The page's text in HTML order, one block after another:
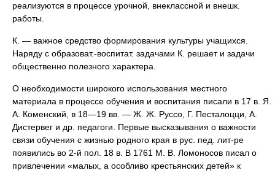
реализуются в процессе урочной, внеклассной и внешк.
работы.
К. — важное средство формирования культуры учащихся.
Наряду с образоват.-воспитат. задачами К. решает и задачи
общественно полезного характера.
О необходимости широкого использования местного
материала в процессе обучения и воспитания писали в 17 в. Я.
А. Коменский, в 18—19 вв. — Ж. Ж. Руссо, Г. Песталоцци, А.
Дистервег и др. педагоги. Первые высказывания о важности
связи обучения с жизнью родного края в рус. пед. лит-ре
появились во 2-й пол. 18 в. В 1761 М. В. Ломоносов писал о
привлечении «малых, а особливо крестьянских детей» к